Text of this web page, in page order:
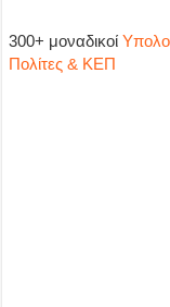
300+ μοναδικοί
Πολίτες & ΚΕΠ